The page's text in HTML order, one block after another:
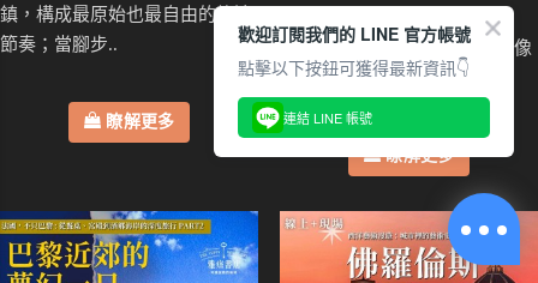
鎮，構成最原始也最自由的旅途
節奏；當腳步..
瞭解更多
密》，那些神祕符號、古老建
築、禁忌知識與地下組織，總像
一道道線索，把..
瞭解更多
歡迎訂閱我們的 LINE 官方帳號
點擊以下按鈕可獲得最新資訊👇
連結 LINE 帳號